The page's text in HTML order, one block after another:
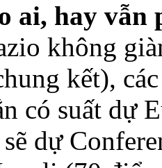
ai, hay vẫn
không
kết),
có suất dự
dự